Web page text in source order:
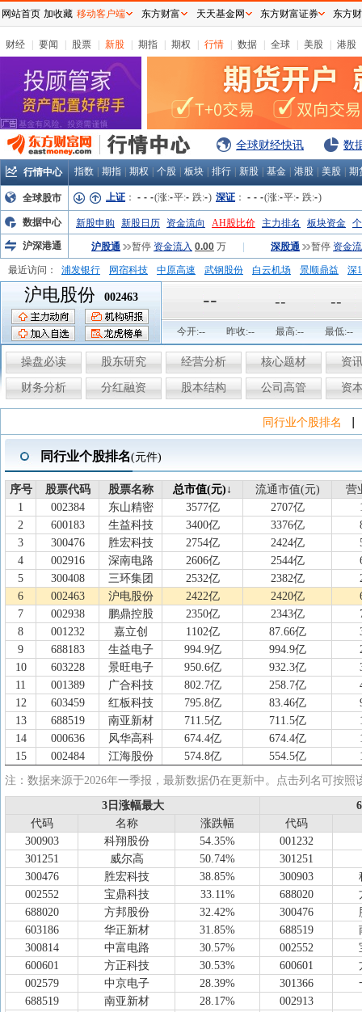
财经 要闻 股票 新股 期指 期权 行情 数据 全球 美股 港股
全球财经快讯 数
行情中心 指数 期指 期权 个股 板块 排行 新股 基金 港股 美股 期
全球股市 上证 ： - - -(涨:-平:- 跌:-) 深证 ： - - -(涨:-平:- 跌:-)
数据中心 新股申购 新股日历 资金流向 AH股比价 主力排名 板块资金
沪深港通
沪股通 暂停 资金流入 0.00 万 深股通 暂停 资金
最近访问： 浦发银行 网宿科技 中原高速 武钢股份 白云机场 景顺鼎益
深
弘业股份
富临运业
沪电股份 002463 -- -- --
今开:-- 昨收:-- 最高:-- 最低:--
操盘必读 股东研究 经营分析 核心题材 资
财务分析 分红融资 股本结构 公司高管 资
同行业个股排名
同行业个股排名(元件)
序号 股票代码 股票名称 总市值(元)↓ 流通市值(元) 营
序号 股票代码 股票名称 总市值(元) 流通市值(元)
营
1
002384 东山精密 3577亿 2707亿
2
600183 生益科技 3400亿 3376亿
3
300476 胜宏科技 2754亿 2424亿
4
002916 深南电路 2606亿 2544亿
5
300408 三环集团 2532亿 2382亿
6
002463 沪电股份 2422亿 2420亿
7
002938 鹏鼎控股 2350亿 2343亿
8
001232 嘉立创 1102亿 87.66亿
9
688183 生益电子 994.9亿 994.9亿
10
603228 景旺电子 950.6亿 932.3亿
11
001389 广合科技 802.7亿 258.7亿
12
603459 红板科技 795.8亿 83.46亿
13
688519 南亚新材 711.5亿 711.5亿
14
000636 风华高科 674.4亿 674.4亿
15
002484 江海股份 574.8亿 554.5亿
16
002436 兴森科技 574.5亿 513.1亿
金安国纪
002138 顺络电子 401.5亿 381.6亿
20
603175 超颖电子 375.6亿 39.08亿
21
300903 科翔股份 314.9亿 254.2亿
22
600563 法拉电子 306.5亿 306.5亿
23
300814 中富电路 271.8亿 271.8亿
24
603920 世运电路 264.2亿 264.2亿
25
603186 华正新材 224.2亿 224.2亿
26
603115 海星股份 195.2亿 195.2亿
27
300975 商络电子 193.9亿 138.9亿
28
002552 宝鼎科技 184.7亿 175.4亿
29
300657 弘信电子 176.0亿 171.0亿
注：数据来源于2026年一季报，最新数据仍在更新中。点击列名可按照
3日涨幅最大
代码
名称 涨跌幅 代码
3日涨幅最大
代码
名称 涨跌幅
代码
300903
科翔股份 54.35%
001232
301251
威尔高 50.74%
301251
300476
胜宏科技 38.85% 300903
002552
宝鼎科技 33.11% 688020
688020
方邦股份 32.42% 300476
603186
华正新材 31.85% 688519
300814
中富电路 30.57% 002552
600601
方正科技 30.53% 600601
002579
中京电子 28.39% 301366
688519
南亚新材 28.17%
002913
网站首页 加收藏 移动客户端 东方财富 天天基金网 东方财富证券 东方